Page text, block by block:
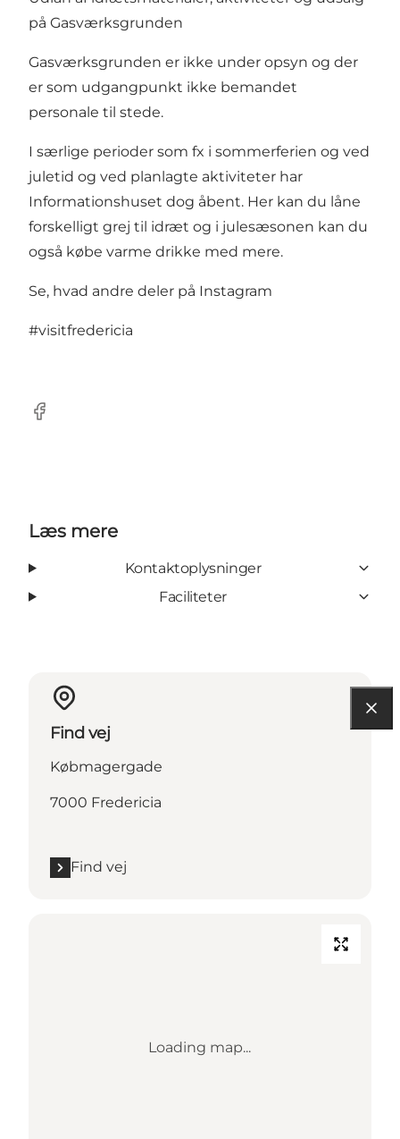
på Gasværksgrunden
Gasværksgrunden er ikke under opsyn og der
er som udgangpunkt ikke bemandet
personale til stede.
I særlige perioder som fx i sommerferien og ved
juletid og ved planlagte aktiviteter har
Informationshuset dog åbent. Her kan du låne
forskelligt grej til idræt og i julesæsonen kan du
også købe varme drikke med mere.
Se, hvad andre deler på Instagram
#visitfredericia
Facebook
Læs mere
Kontaktoplysninger
Faciliteter
Find vej
Købmagergade
7000 Fredericia
Find vej
Loading map...